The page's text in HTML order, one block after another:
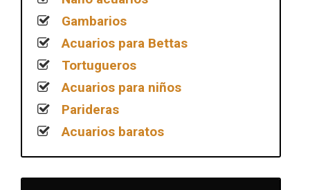
Gambarios
Acuarios para Bettas
Tortugueros
Acuarios para niños
Parideras
Acuarios baratos